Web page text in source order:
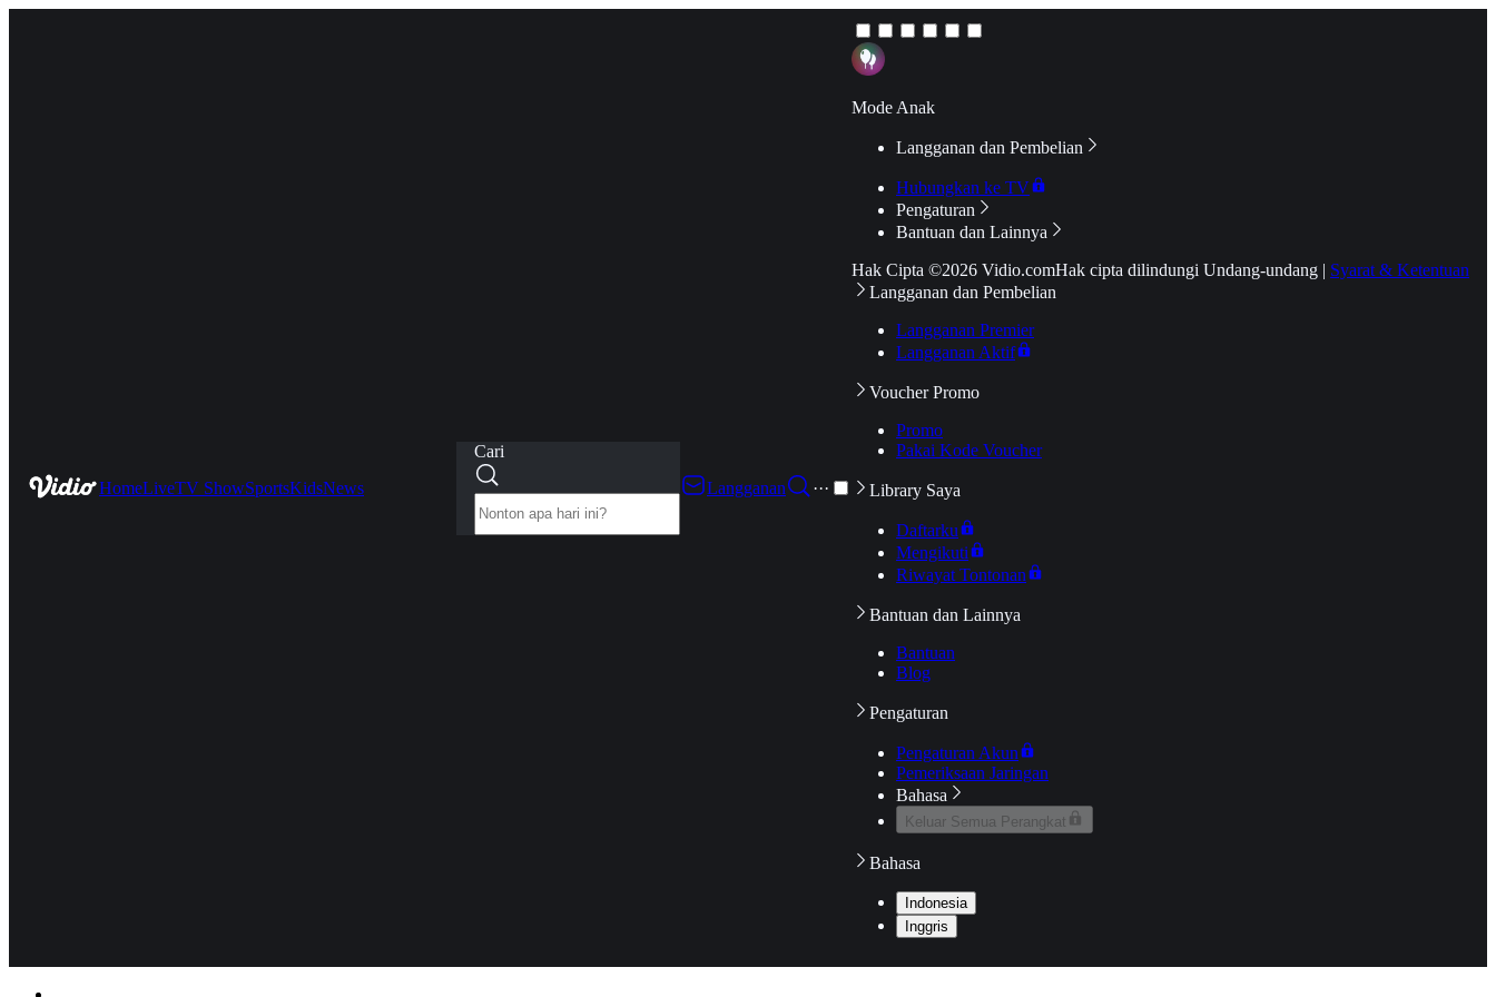
HomeLiveTV ShowSportsKidsNews
Cari
Langganan
···
Mode Anak
Langganan dan Pembelian
Hubungkan ke TV
Pengaturan
Bantuan dan Lainnya
Hak Cipta ©2026 Vidio.comHak cipta dilindungi Undang-undang | Syarat & Ketentuan
Langganan dan Pembelian
Langganan Premier
Langganan Aktif
Voucher Promo
Promo
Pakai Kode Voucher
Library Saya
Daftarku
Mengikuti
Riwayat Tontonan
Bantuan dan Lainnya
Bantuan
Blog
Pengaturan
Pengaturan Akun
Pemeriksaan Jaringan
Bahasa
Keluar Semua Perangkat
Bahasa
Indonesia
Inggris